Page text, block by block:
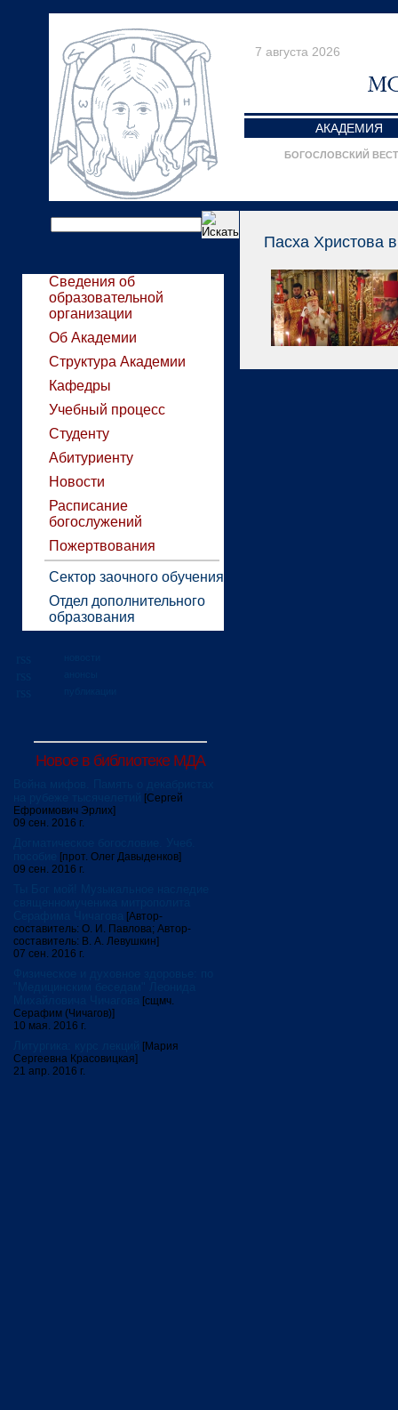
7 августа 2026
АКАДЕМИЯ
БОГОСЛОВСКИЙ
Сведения об
образовательной
организации
Об Академии
Структура Академии
Кафедры
Учебный процесс
Студенту
Абитуриенту
Новости
Расписание
богослужений
Пожертвования
Сектор заочного обучения
Отдел дополнительного
образования
Новое в библиотеке МДА
[Сергей
Ефроимович Эрлих]
09 сен. 2016 г.
[прот. Олег Давыденков]
09 сен. 2016 г.
[Автор-
составитель: О. И. Павлова; Автор-
составитель: В. А. Левушкин]
07 сен. 2016 г.
[сщмч.
Серафим (Чичагов)]
10 мая. 2016 г.
[Мария
Сергеевна Красовицкая]
21 апр. 2016 г.
Пасха Христова